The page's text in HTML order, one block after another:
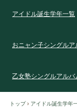
アイドル誕生学年一覧
おニャン子シングル
乙女塾シングルアルバ
トップ › アイドル誕生学年